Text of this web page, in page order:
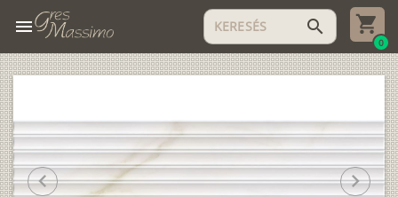
menu search
0
chevron_left chevron_right